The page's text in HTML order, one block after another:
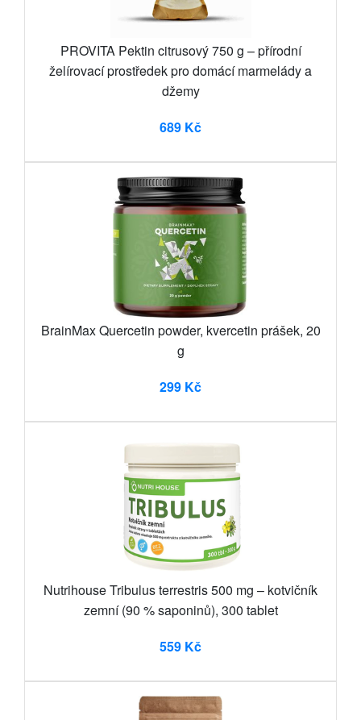
PROVITA Pektin citrusový 750 g – přírodní
želírovací prostředek pro domácí marmelády a
džemy
689 Kč
BrainMax Quercetin powder, kvercetin prášek, 20
g
299 Kč
Nutrihouse Tribulus terrestris 500 mg – kotvičník
zemní (90 % saponinů), 300 tablet
559 Kč